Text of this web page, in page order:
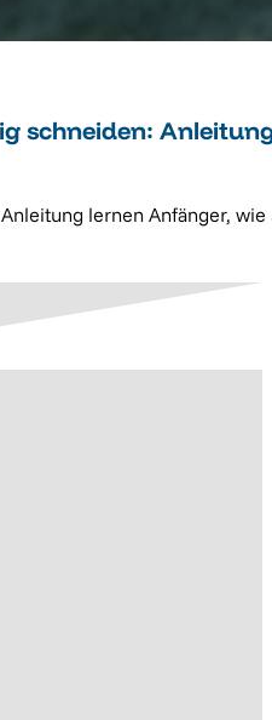
schneiden:
lernen Anfänger,